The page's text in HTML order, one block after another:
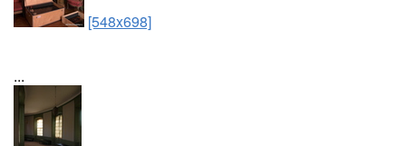
[548x698]
...